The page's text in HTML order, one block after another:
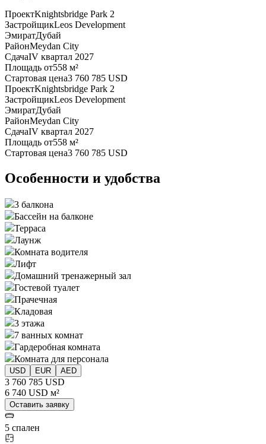
ПроектKnightsbridge Park 2
ЗастройщикLeos Development
ЭмиратДубай
РайонMeydan City
СдачаIV квартал 2027
Площадь от558 м²
Стартовая цена3 760 785 USD
ПроектKnightsbridge Park 2
ЗастройщикLeos Development
ЭмиратДубай
РайонMeydan City
СдачаIV квартал 2027
Площадь от558 м²
Стартовая цена3 760 785 USD
Особенности и удобства
3 балкона
Бассейн на балконе
Терраса
Лаунж
Комната водителя
Лифт
Домашний тренажерный зал
Гостевой туалет
Прачечная
Кладовая
3 этажа
7 ванных комнат
Гардеробная комната
Комната для персонала
USD EUR AED
3 760 785 USD
6 740 USD м²
Оставить заявку
5 спален